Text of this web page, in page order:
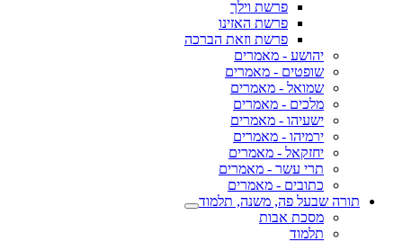
פרשת וילך
פרשת האזינו
פרשת וזאת הברכה
יהושע - מאמרים
שופטים - מאמרים
שמואל - מאמרים
מלכים - מאמרים
ישעיהו - מאמרים
ירמיהו - מאמרים
יחזקאל - מאמרים
תרי עשר - מאמרים
כתובים - מאמרים
תורה שבעל פה, משנה, תלמוד
מסכת אבות
תלמוד